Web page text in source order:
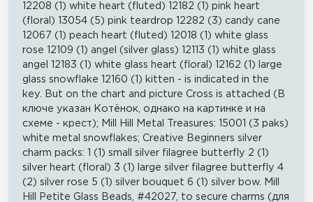
12208 (1) white heart (fluted) 12182 (1) pink heart
(floral) 13054 (5) pink teardrop 12282 (3) candy cane
12067 (1) peach heart (fluted) 12018 (1) white glass
rose 12109 (1) angel (silver glass) 12113 (1) white glass
angel 12183 (1) white glass heart (floral) 12162 (1) large
glass snowflake 12160 (1) kitten - is indicated in the
key. But on the chart and picture Cross is attached (В
ключе указан Котёнок, однако на картинке и на
схеме - крест); Mill Hill Metal Treasures: 15001 (3 paks)
white metal snowflakes; Creative Beginners silver
charm packs: 1 (1) small silver filagree butterfly 2 (1)
silver heart (floral) 3 (1) large silver filagree butterfly 4
(2) silver rose 5 (1) silver bouquet 6 (1) silver bow. Mill
Hill Petite Glass Beads, #42027, to secure charms (для